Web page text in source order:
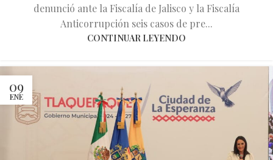
denunció ante la Fiscalía de Jalisco y la Fiscalía
Anticorrupción seis casos de pre...
CONTINUAR LEYENDO
09
ENE